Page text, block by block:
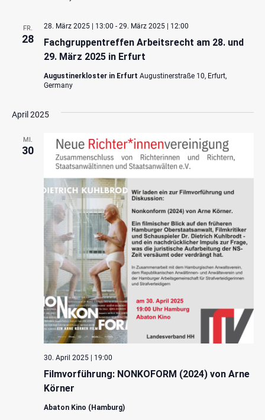
FR.
28
Fachgruppentreffen Arbeitsrecht am 28. und
29. März 2025 in Erfurt
28. März 2025 | 13:00 - 29. März 2025 | 12:00
Augustinerkloster in Erfurt Augustinerstraße 10, Erfurt,
Germany
April 2025
MI.
30
Filmvorführung: NONKOFORM (2024) von Arne
Körner
30. April 2025 | 19:00
Abaton Kino (Hamburg)